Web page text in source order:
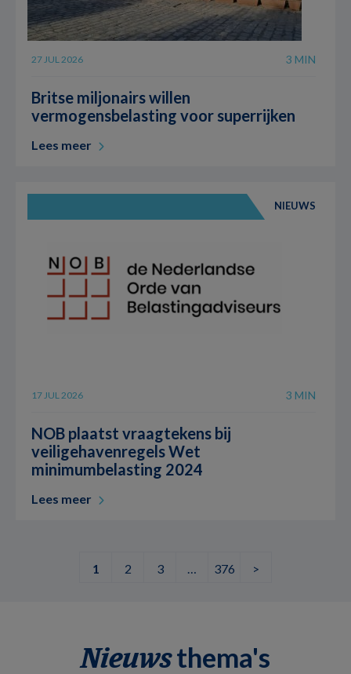
27 JUL 2026 3 MIN
Britse miljonairs willen
vermogensbelasting voor superrijken
Lees meer
NIEUWS
17 JUL 2026 3 MIN
NOB plaatst vraagtekens bij
veiligehavenregels Wet
minimumbelasting 2024
Lees meer
1 2 3 … 376 >
Nieuwsthema's